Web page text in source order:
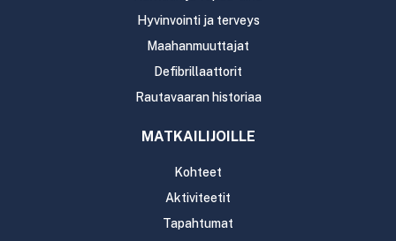
Hyvinvointi ja terveys
Maahanmuuttajat
Defibrillaattorit
Rautavaaran historiaa
MATKAILIJOILLE
Kohteet
Aktiviteetit
Tapahtumat